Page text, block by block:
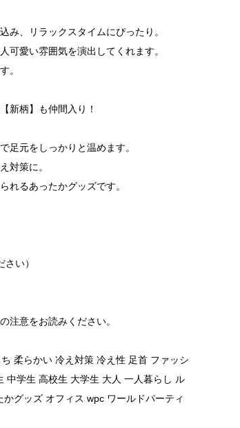
み、リラックスタイムにぴったり。
可愛い雰囲気を演出してくれます。
。
新柄】も仲間入り！
足元をしっかりと温めます。
対策に。
れるあったかグッズです。
い）
注意をお読みください。
柔らかい 冷え対策 冷え性 足首 ファッシ
中学生 高校生 大学生 大人 一人暮らし ル
グッズ オフィス wpc ワールドパーティ